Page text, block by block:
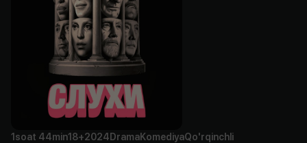
1soat 44min18+2024 DramaKomediyaQo'rqinchli